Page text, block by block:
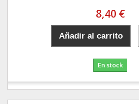
8,40 €
Añadir al carrito
En stock